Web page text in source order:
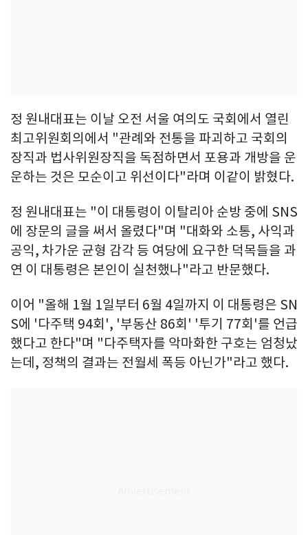
정 원내대표는 이날 오전 서울 여의도 국회에서 열린
최고위원회의에서 "관례와 전통을 파괴하고 국회의
장직과 법사위원장직을 독점하면서 포용과 개방을 운
운하는 것은 모순이고 위선이다"라며 이같이 밝혔다.
정 원내대표는 "이 대통령이 이탈리아 순방 중에 SNS
에 장문의 글을 써서 올렸다"며 "대화와 소통, 사익과
공익, 차가운 균형 감각 등 여당에 요구한 덕목들을 과
연 이 대통령은 본인이 실천했나"라고 반문했다.
이어 "올해 1월 1일부터 6월 4일까지 이 대통령은 SN
S에 '다주택 94회', '부동산 86회' '투기 77회'를 언급
했다고 한다"며 "다주택자를 악마화한 구호는 엄청났
는데, 정책의 결과는 전월세 폭등 아닌가"라고 했다.